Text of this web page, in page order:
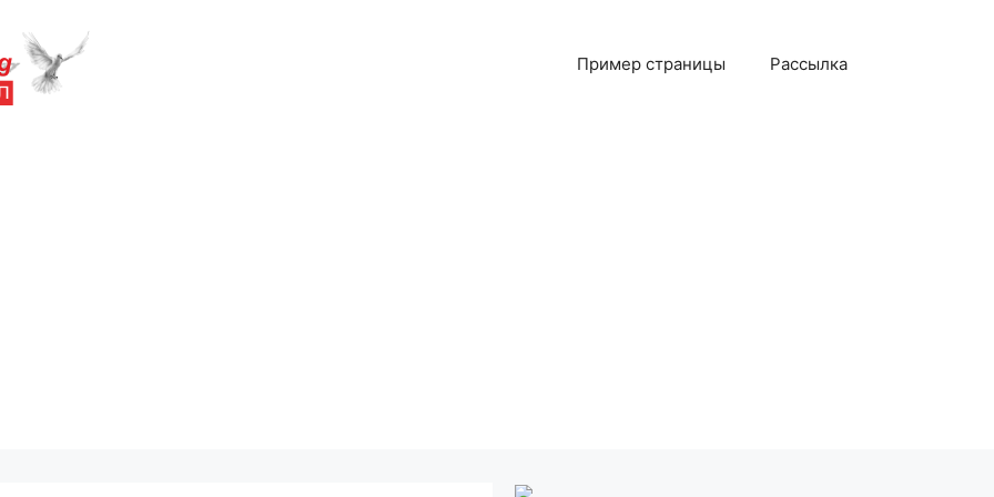
Пример страницы Рассылка